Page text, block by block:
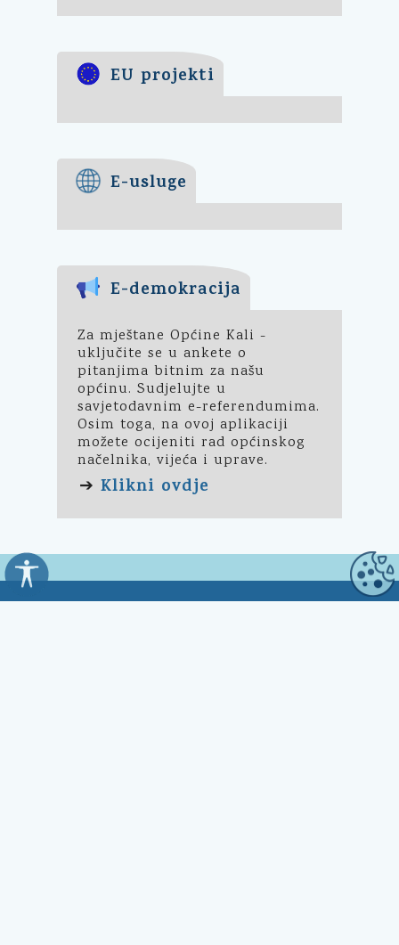
EU projekti
E-usluge
E-demokracija
Za mještane Općine Kali -
uključite se u ankete o
pitanjima bitnim za našu
općinu. Sudjelujte u
savjetodavnim e-referendumima.
Osim toga, na ovoj aplikaciji
možete ocijeniti rad općinskog
načelnika, vijeća i uprave.
➔ Klikni ovdje